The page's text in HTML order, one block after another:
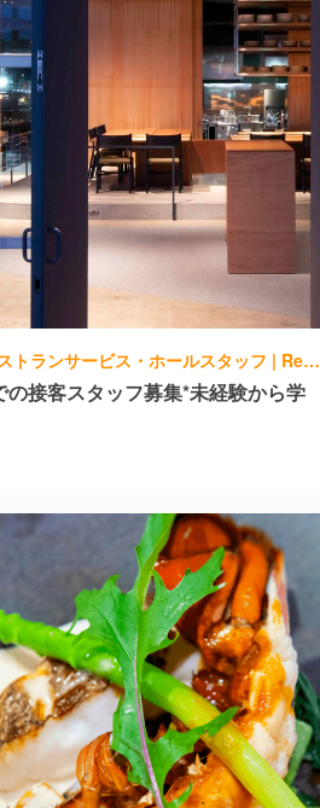
フレンチ, 洋食・西洋料理 | レストランサービス・ホールスタッフ | Restaurant Sola
接客スタッフ募集*未経験から学